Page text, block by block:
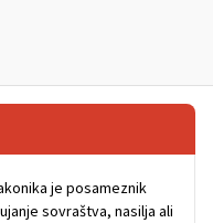
je posameznik
sovraštva, nasilja ali